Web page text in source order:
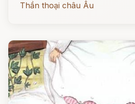
Thần thoại châu Âu